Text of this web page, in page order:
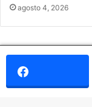
agosto 4, 2026
© Copyright 2026,